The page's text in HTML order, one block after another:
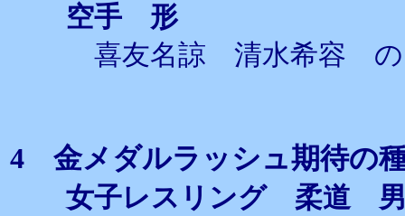
空手 形
喜友名諒 清水希容 の
4 金メダルラッシュ期待の
女子レスリング 柔道 男